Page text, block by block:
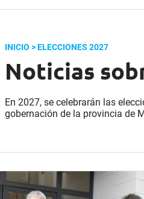
INICIO > ELECCIONES 2027
Noticias
En 2027, se celebrarán las
gobernación de la provincia de